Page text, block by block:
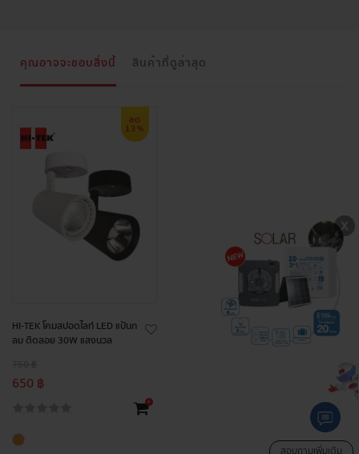
คุณอาจจะชอบสิ่งนี้ สินค้าที่ดูล่าสุด
ลด
13%
HI-TEK โคมสปอตไลท์ LED แป้นก
ลม ติดลอย 30W แสงนวล
650 ฿
+